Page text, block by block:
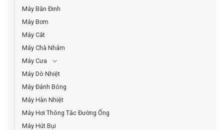
Máy Bắn Đinh
Máy Bơm
Máy Cắt
Máy Chà Nhám
Máy Cưa
Máy Dò Nhiệt
Máy Đánh Bóng
Máy Hàn Nhiệt
Máy Hơi Thông Tắc Đường Ống
Máy Hút Bụi